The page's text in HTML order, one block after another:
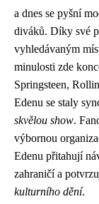
a dnes se pyšní
diváků. Díky své
vyhledávaným
minulosti zde
Springsteen,
Edenu se staly
skvělou show.
výbornou
Edenu přitahují
zahraničí a
kulturního dění.